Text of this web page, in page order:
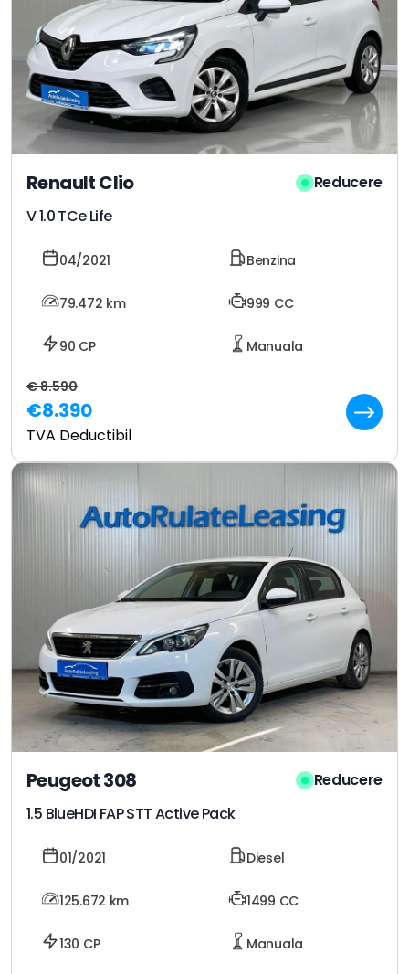
Renault Clio
V 1.0 TCe Life
Reducere
04/2021 Benzina
79.472 km 999 CC
90 CP Manuala
€ 8.590
€8.390
TVA Deductibil
Peugeot 308
1.5 BlueHDI FAP STT Active Pack
Reducere
01/2021 Diesel
125.672 km 1499 CC
130 CP Manuala